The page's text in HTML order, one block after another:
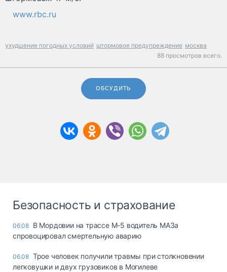
www.rbc.ru
ухудшение погодных условий штормовое предупреждение москва
88 просмотров всего.
ОБСУДИТЬ
Безопасность и страхование
06.08 В Мордовии на трассе М-5 водитель МАЗа
спровоцировал смертельную аварию
06.08 Трое человек получили травмы при столкновении
легковушки и двух грузовиков в Могилеве